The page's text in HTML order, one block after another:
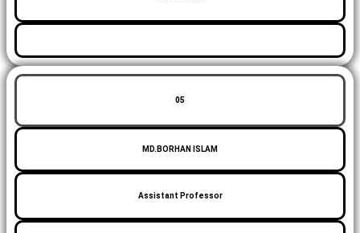
05
MD.BORHAN ISLAM
Assistant Professor